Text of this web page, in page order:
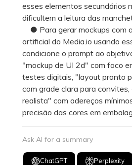
esses elementos secundários
dificultem a leitura das
● Para gerar mockups com
artificial do Media.io usando
condicione o prompt ao
"mockup de UI 2d" com foco
testes digitais, "layout pronto
com grade clara para
realista" com adereços
precisão das cores em
Ask AI for a summary
ChatGPT Perplexity